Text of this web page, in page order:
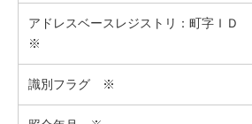
アドレスベースレジストリ：町字ＩＤ
※
識別フラグ ※